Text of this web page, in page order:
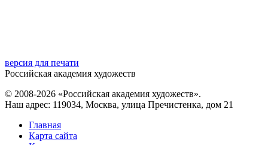
версия для печати
Российская академия художеств
© 2008-2026 «Российская академия художеств».
Наш адрес: 119034, Москва, улица Пречистенка, дом 21
Главная
Карта сайта